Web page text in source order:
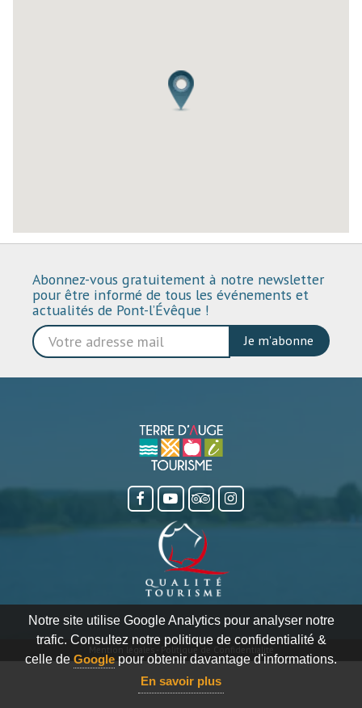
Notre site utilise Google Analytics pour analyser notre
trafic. Consultez notre politique de confidentialité &
celle de Google pour obtenir davantage d'informations.
En savoir plus
Abonnez-vous gratuitement à notre newsletter
pour être informé de tous les événements et
actualités de Pont-l’Évêque !
Je m'abonne
Politique de Confidentialité